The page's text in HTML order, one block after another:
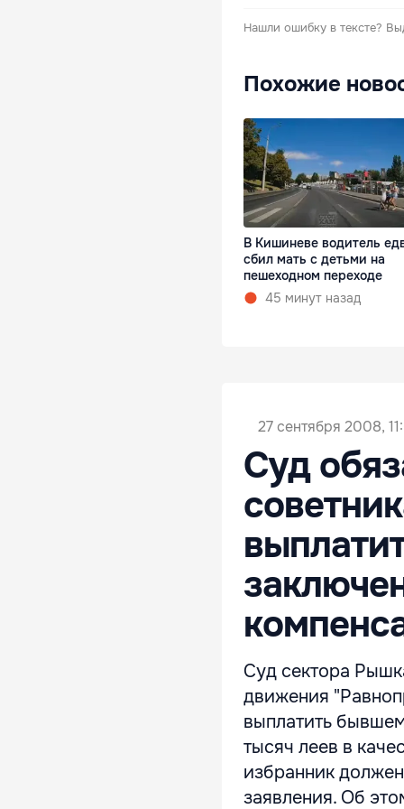
Нашли ошибку в тексте?
Похожие
В Кишиневе водитель
сбил мать с детьми на
пешеходном переходе
45 минут назад
27 сентября 2008,
Суд
Суд сектора
движения
выплатить
тысяч леев в
избранник
заявления. Об